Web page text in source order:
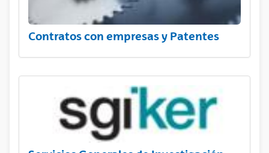
Contratos con empresas y Patentes